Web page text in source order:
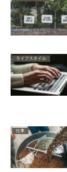
ライフスタイル
仕事